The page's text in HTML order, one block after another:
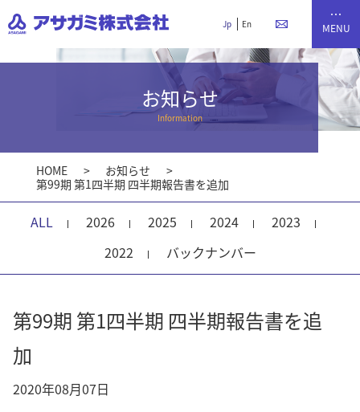
Jp En
お知らせ
Information
HOME
お知らせ
第99期 第1四半期 四半期報告書を追加
ALL 2026 2025 2024
2023
2022
バックナンバー
第99期 第1四半期 四半期報告書を追
加
2020年08月07日